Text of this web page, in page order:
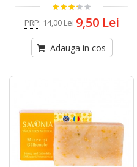
PRP: 14,00 Lei 9,50 Lei
Adauga in cos